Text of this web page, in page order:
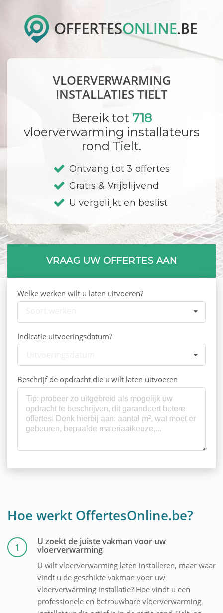
VLOERVERWARMING
INSTALLATIES TIELT
Bereik tot 718
vloerverwarming installateurs
rond Tielt.
Ontvang tot 3 offertes
Gratis & Vrijblijvend
U vergelijkt en beslist
VRAAG UW OFFERTES AAN
Welke werken wilt u laten uitvoeren?
Indicatie uitvoeringsdatum?
Beschrijf de opdracht die u wilt laten uitvoeren
Hoe werkt OffertesOnline.be?
1 U zoekt de juiste vakman voor uw
vloerverwarming
U wilt vloerverwarming laten installeren, maar waar
vindt u de geschikte vakman voor uw
vloerverwarming installatie? Hoe vindt u een
professionele en betrouwbare vloerverwarming